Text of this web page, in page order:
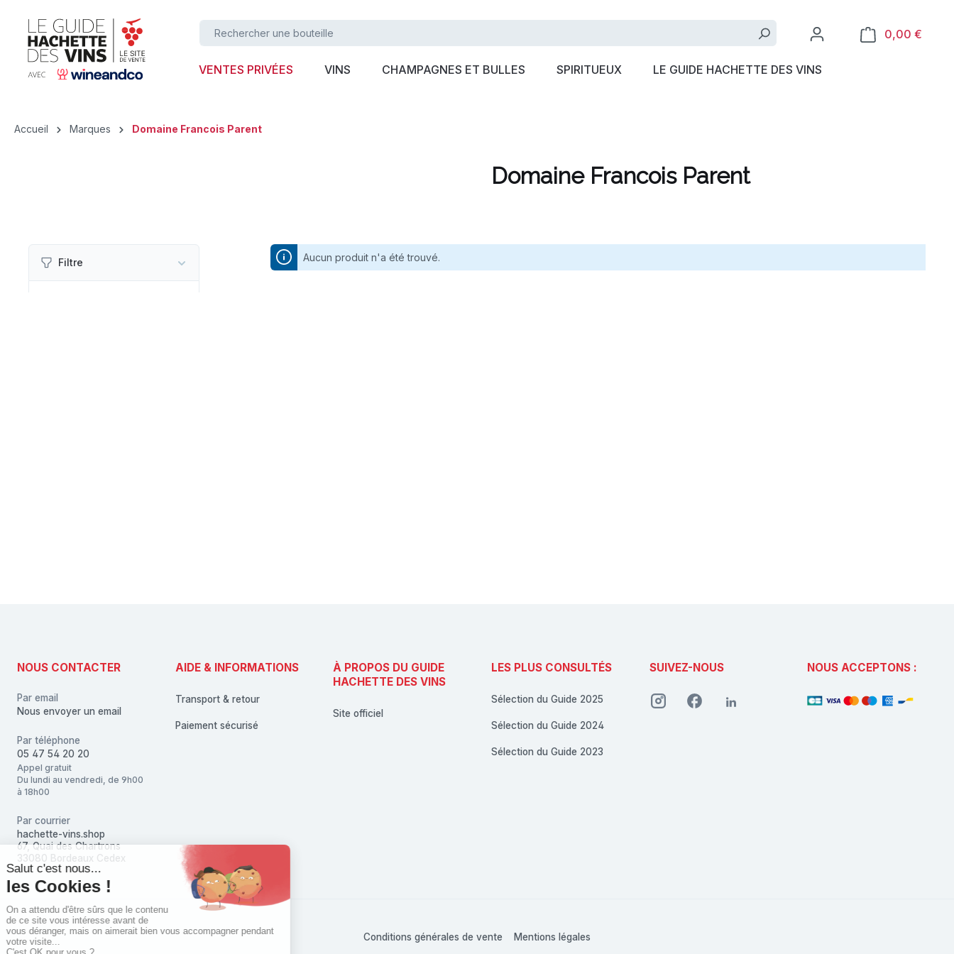
0,00 €
VENTES PRIVÉES VINS CHAMPAGNES ET BULLES SPIRITUEUX LE GUIDE HACHETTE DES VINS
Accueil Marques Domaine Francois Parent
Domaine Francois Parent
Filtre Aucun produit n'a été trouvé.
NOUS CONTACTER
Par email
Nous envoyer un email
Par téléphone
05 47 54 20 20
Appel gratuit
Du lundi au vendredi, de 9h00
à 18h00
Par courrier
hachette-vins.shop
67, Quai des Chartrons
33080 Bordeaux Cedex
AIDE & INFORMATIONS
Transport & retour
Paiement sécurisé
À PROPOS DU GUIDE
HACHETTE DES VINS
Site officiel
LES PLUS CONSULTÉS
Sélection du Guide 2025
Sélection du Guide 2024
Sélection du Guide 2023
SUIVEZ-NOUS NOUS ACCEPTONS :
Conditions générales de vente Mentions légales